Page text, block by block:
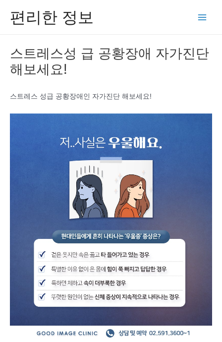
편리한 정보
스트레스성 급 공황장애 자가진단
해보세요!
스트레스 성급 공황장애인 자가진단 해보세요!